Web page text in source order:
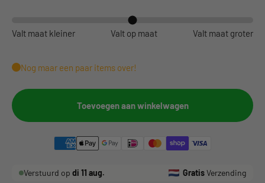
Valt maat kleiner Valt op maat Valt maat groter
Nog maar een paar items over!
Toevoegen aan winkelwagen
Verstuurd op di 11 aug. GratisVerzending